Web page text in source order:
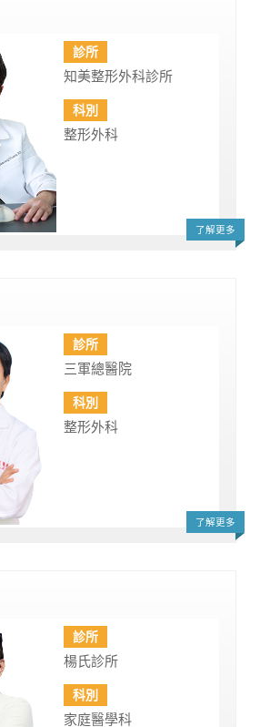
診所
知美整形外科診所
科別
整形外科
了解更多
診所
三軍總醫院
科別
整形外科
了解更多
診所
楊氏診所
科別
家庭醫學科